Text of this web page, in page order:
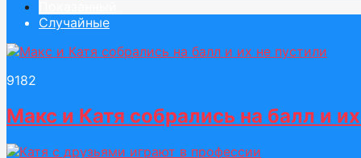
Случайные
9182
Макс и Катя собрались на балл и